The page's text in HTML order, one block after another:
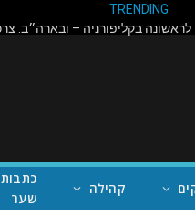
TRENDING
קהילה
כתבות
שער